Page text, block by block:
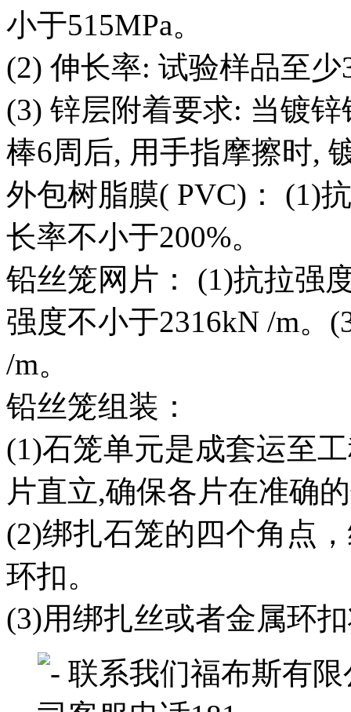
小于515MPa。
(2) 伸长率: 试验样品至
(3) 锌层附着要求: 当镀
棒6周后, 用手指摩擦时,
外包树脂膜( PVC)： (1)
长率不小于200%。
铅丝笼网片： (1)抗拉强
强度不小于2316kN /m。
/m。
铅丝笼组装：
(1)石笼单元是成套运至
片直立,确保各片在准确
(2)绑扎石笼的四个角点
环扣。
(3)用绑扎丝或者金属环